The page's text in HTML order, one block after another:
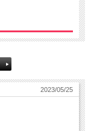
2023/05/25